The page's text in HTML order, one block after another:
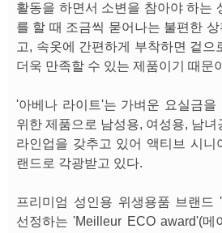
활동을 하면서 소변을 참아야 하는
를 할 때 조금씩 묻어나는 불편한
고, 속옷에 간편하게 부착하면 겉으
더욱 만족할 수 있는 제품이기 때문
'아베나 라이트'는 가벼운 요실금을
위한 제품으로 남성용, 여성용, 남
라인업을 갖추고 있어 액티브 시니
랜드로 각광받고 있다.
프리미엄 성인용 위생용품 브랜드
선정하는 'Meilleur ECO award'(메